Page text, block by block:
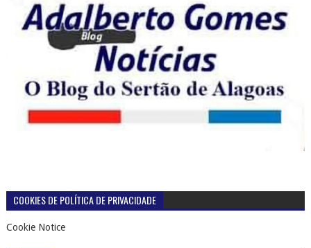
COOKIES DE POLÍTICA DE PRIVACIDADE
Cookie Notice